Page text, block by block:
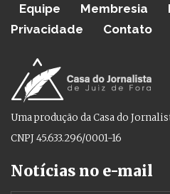
Equipe
Membresia
Privacidade
Contato
Uma produção da Casa do
CNPJ 45.633.296/0001-16
Notícias no e-mail